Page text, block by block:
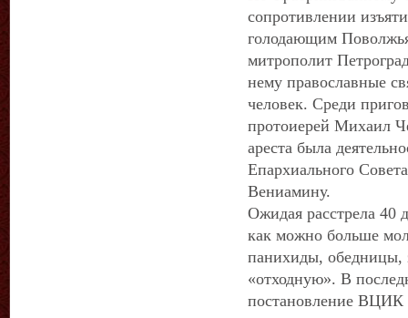
сопротивлении
голодающим
митрополит
нему православные
человек. Среди
протоиерей Михаил
ареста была
Епархиального
Вениамину.
Ожидая расстрела 40
как можно больше
панихиды, обедницы,
«отходную». В
постановление ВЦИК